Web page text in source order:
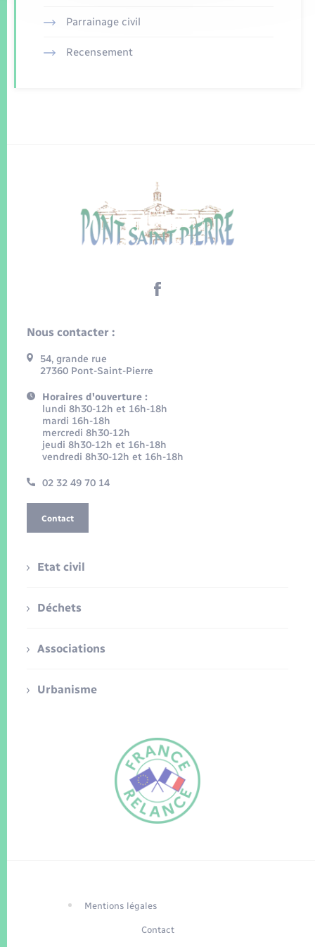
Parrainage civil
Recensement
Nous contacter :
54, grande rue
27360 Pont-Saint-Pierre
Horaires d'ouverture :
lundi 8h30-12h et 16h-18h
mardi 16h-18h
mercredi 8h30-12h
jeudi 8h30-12h et 16h-18h
vendredi 8h30-12h et 16h-18h
02 32 49 70 14
Contact
Etat civil
Déchets
Associations
Urbanisme
Mentions légales
Contact